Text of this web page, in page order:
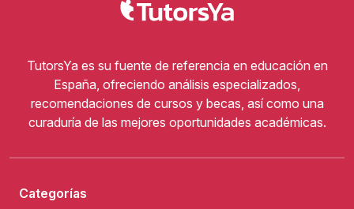
TutorsYa es su fuente de referencia en educación en
España, ofreciendo análisis especializados,
recomendaciones de cursos y becas, así como una
curaduría de las mejores oportunidades académicas.
Categorías